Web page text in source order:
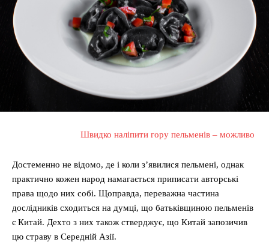
Швидко наліпити гору пельменів – можливо
Достеменно не відомо, де і коли з’явилися пельмені, однак
практично кожен народ намагається приписати авторські
права щодо них собі. Щоправда, переважна частина
дослідників сходиться на думці, що батьківщиною пельменів
є Китай. Дехто з них також стверджує, що Китай запозичив
цю страву в Середній Азії.